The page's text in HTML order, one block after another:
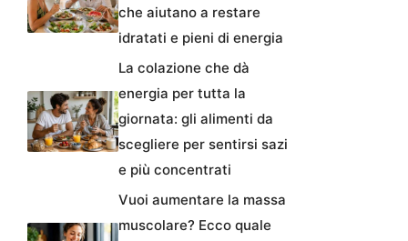
che aiutano a restare
idratati e pieni di energia
La colazione che dà
energia per tutta la
giornata: gli alimenti da
scegliere per sentirsi sazi
e più concentrati
Vuoi aumentare la massa
muscolare? Ecco quale